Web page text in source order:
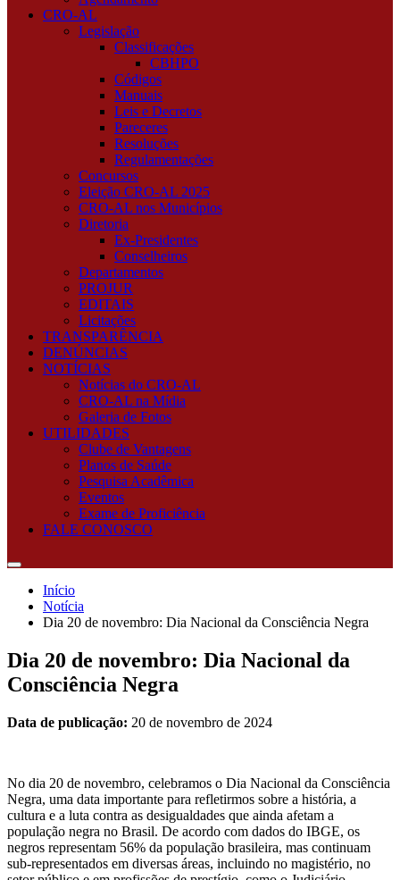
CRO-AL
Legislação
Classificações
CBHPO
Códigos
Manuais
Leis e Decretos
Pareceres
Resoluções
Regulamentações
Concursos
Eleição CRO-AL 2025
CRO-AL nos Municípios
Diretoria
Ex-Presidentes
Conselheiros
Departamentos
PROJUR
EDITAIS
Licitações
TRANSPARÊNCIA
DENÚNCIAS
NOTÍCIAS
Notícias do CRO-AL
CRO-AL na Mídia
Galeria de Fotos
UTILIDADES
Clube de Vantagens
Planos de Saúde
Pesquisa Acadêmica
Eventos
Exame de Proficiência
FALE CONOSCO
Início
Notícia
Dia 20 de novembro: Dia Nacional da Consciência Negra
Dia 20 de novembro: Dia Nacional da
Consciência Negra
Data de publicação: 20 de novembro de 2024
No dia 20 de novembro, celebramos o Dia Nacional da Consciência
Negra, uma data importante para refletirmos sobre a história, a
cultura e a luta contra as desigualdades que ainda afetam a
população negra no Brasil. De acordo com dados do IBGE, os
negros representam 56% da população brasileira, mas continuam
sub-representados em diversas áreas, incluindo no magistério, no